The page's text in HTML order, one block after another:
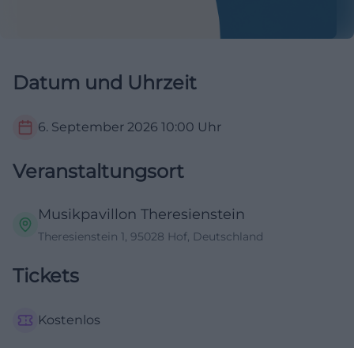
Datum und Uhrzeit
6. September 2026 10:00 Uhr
Veranstaltungsort
Musikpavillon Theresienstein
Theresienstein 1, 95028 Hof, Deutschland
Tickets
Kostenlos